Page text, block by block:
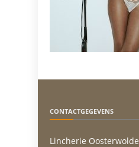
CONTACTGEGEVENS
Lincherie Oosterwolde